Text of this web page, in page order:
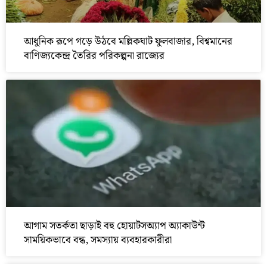
আধুনিক রূপে গড়ে উঠবে মল্লিকঘাট ফুলবাজার, বিশ্বমানের
বাণিজ্যকেন্দ্র তৈরির পরিকল্পনা রাজ্যের
আগাম সতর্কতা ছাড়াই বহু হোয়াটসঅ্যাপ অ্যাকাউন্ট
সাময়িকভাবে বন্ধ, সমস্যায় ব্যবহারকারীরা